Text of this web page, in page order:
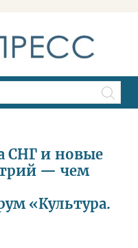
СНГ и новые
— чем
«Культура.